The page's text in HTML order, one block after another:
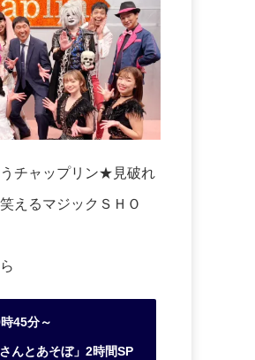
うチャップリン★見破れ
えるマジックＳＨＯ
45分～
んとあそぼ」2時間SP